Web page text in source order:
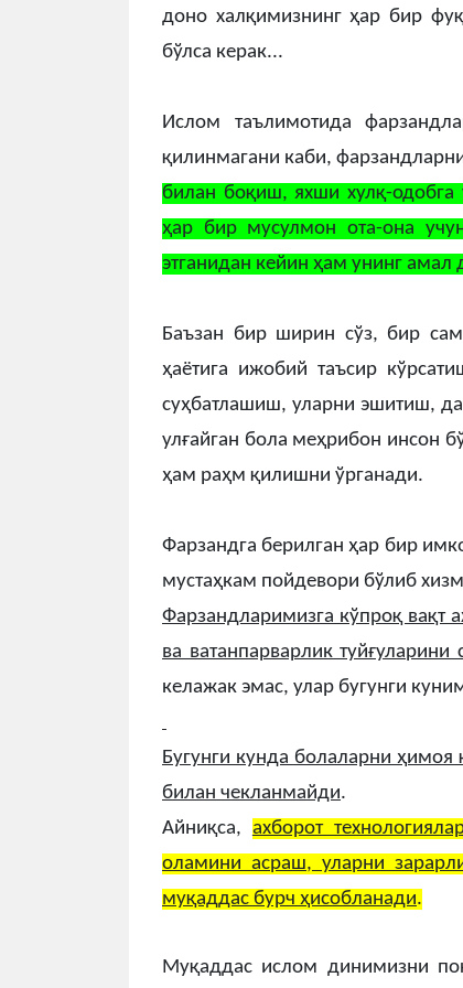
доно халқимизнинг ҳар бир
бўлса керак...
Ислом таълимотида
қилинмагани каби,
билан боқиш, яхши хулқ-одобга
ҳар бир мусулмон ота-она
этганидан кейин ҳам унинг амал
Баъзан бир ширин сўз, бир
ҳаётига ижобий таъсир
суҳбатлашиш, уларни эшитиш,
улғайган бола меҳрибон инсон
ҳам раҳм қилишни ўрганади.
Фарзандга берилган ҳар бир
мустаҳкам пойдевори бўлиб
Фарзандларимизга кўпроқ вақт
ва ватанпарварлик
келажак эмас, улар бугунги
Бугунги кунда болаларни
билан чекланмайди.
Айниқса, ахборот
оламини асраш, уларни
муқаддас бурч ҳисобланади.
Муқаддас ислом динимизни